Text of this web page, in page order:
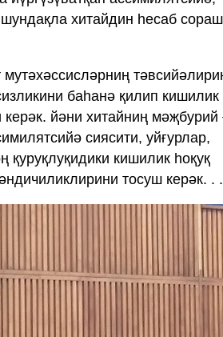
хитайдин һесаб
баһанә қилип кишилик
йәни хитайниң мәҗбурий
сиясити, уйғурлар,
қуруқлуқидики кишилик һоқуқ
тосуш керәк. .